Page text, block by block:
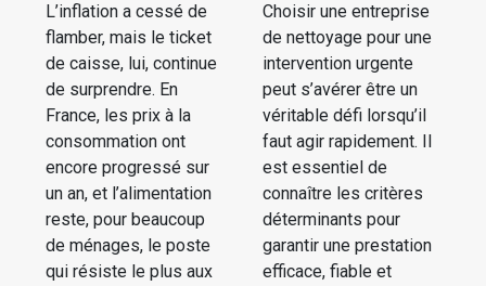
L’inflation a cessé de
flamber, mais le ticket
de caisse, lui, continue
de surprendre. En
France, les prix à la
consommation ont
encore progressé sur
un an, et l’alimentation
reste, pour beaucoup
de ménages, le poste
qui résiste le plus aux
Choisir une entreprise
de nettoyage pour une
intervention urgente
peut s’avérer être un
véritable défi lorsqu’il
faut agir rapidement. Il
est essentiel de
connaître les critères
déterminants pour
garantir une prestation
efficace, fiable et